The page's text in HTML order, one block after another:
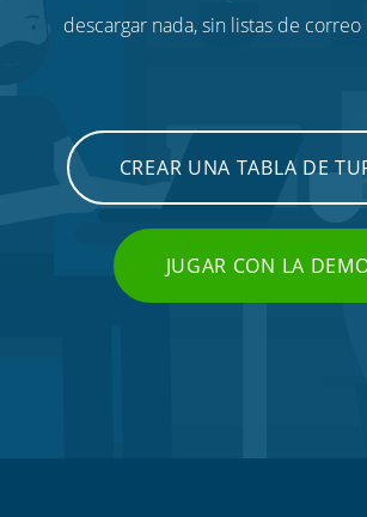
descargar nada, sin listas de
CREAR UNA TABLA DE
JUGAR CON LA